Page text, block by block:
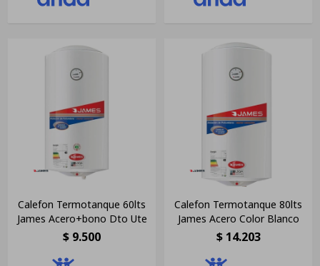
Calefon Termotanque 60lts
James Acero+bono Dto Ute
$ 9.500
Calefon Termotanque 80lts
James Acero Color Blanco
$ 14.203